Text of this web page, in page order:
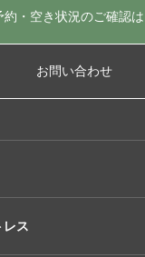
約・空き状況のご確認
お問い合わせ
レス